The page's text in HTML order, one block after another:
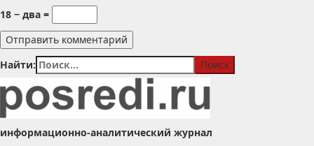
18 − два =
Найти:
информационно-аналитический журнал